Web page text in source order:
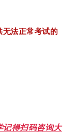
无法正常考试的
记得扫码咨询大